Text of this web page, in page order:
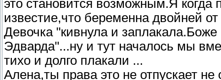
это становится возможным.Я когда
известие,что беременна двойней
Девочка "кивнула и
Эдварда"...ну и тут началось мы
тихо и долго плакали ...
Алена,ты права это не отпускает